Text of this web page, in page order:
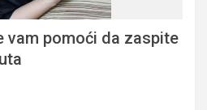
vam pomoći da zaspite